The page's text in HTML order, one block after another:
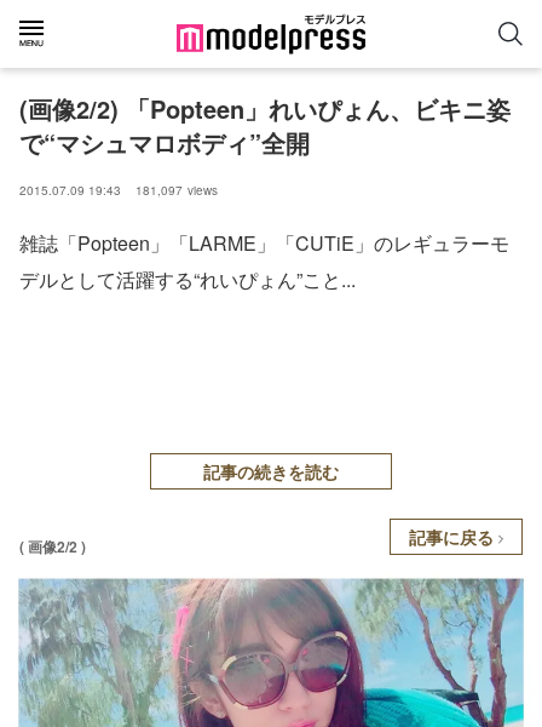
(画像2/2) 「Popteen」れいぴょん、ビキニ姿
で“マシュマロボディ”全開
2015.07.09 19:43 181,097 views
雑誌「Popteen」「LARME」「CUTiE」のレギュラーモ
デルとして活躍する“れいぴょん”こと...
記事の続きを読む
( 画像2/2 ) 記事に戻る